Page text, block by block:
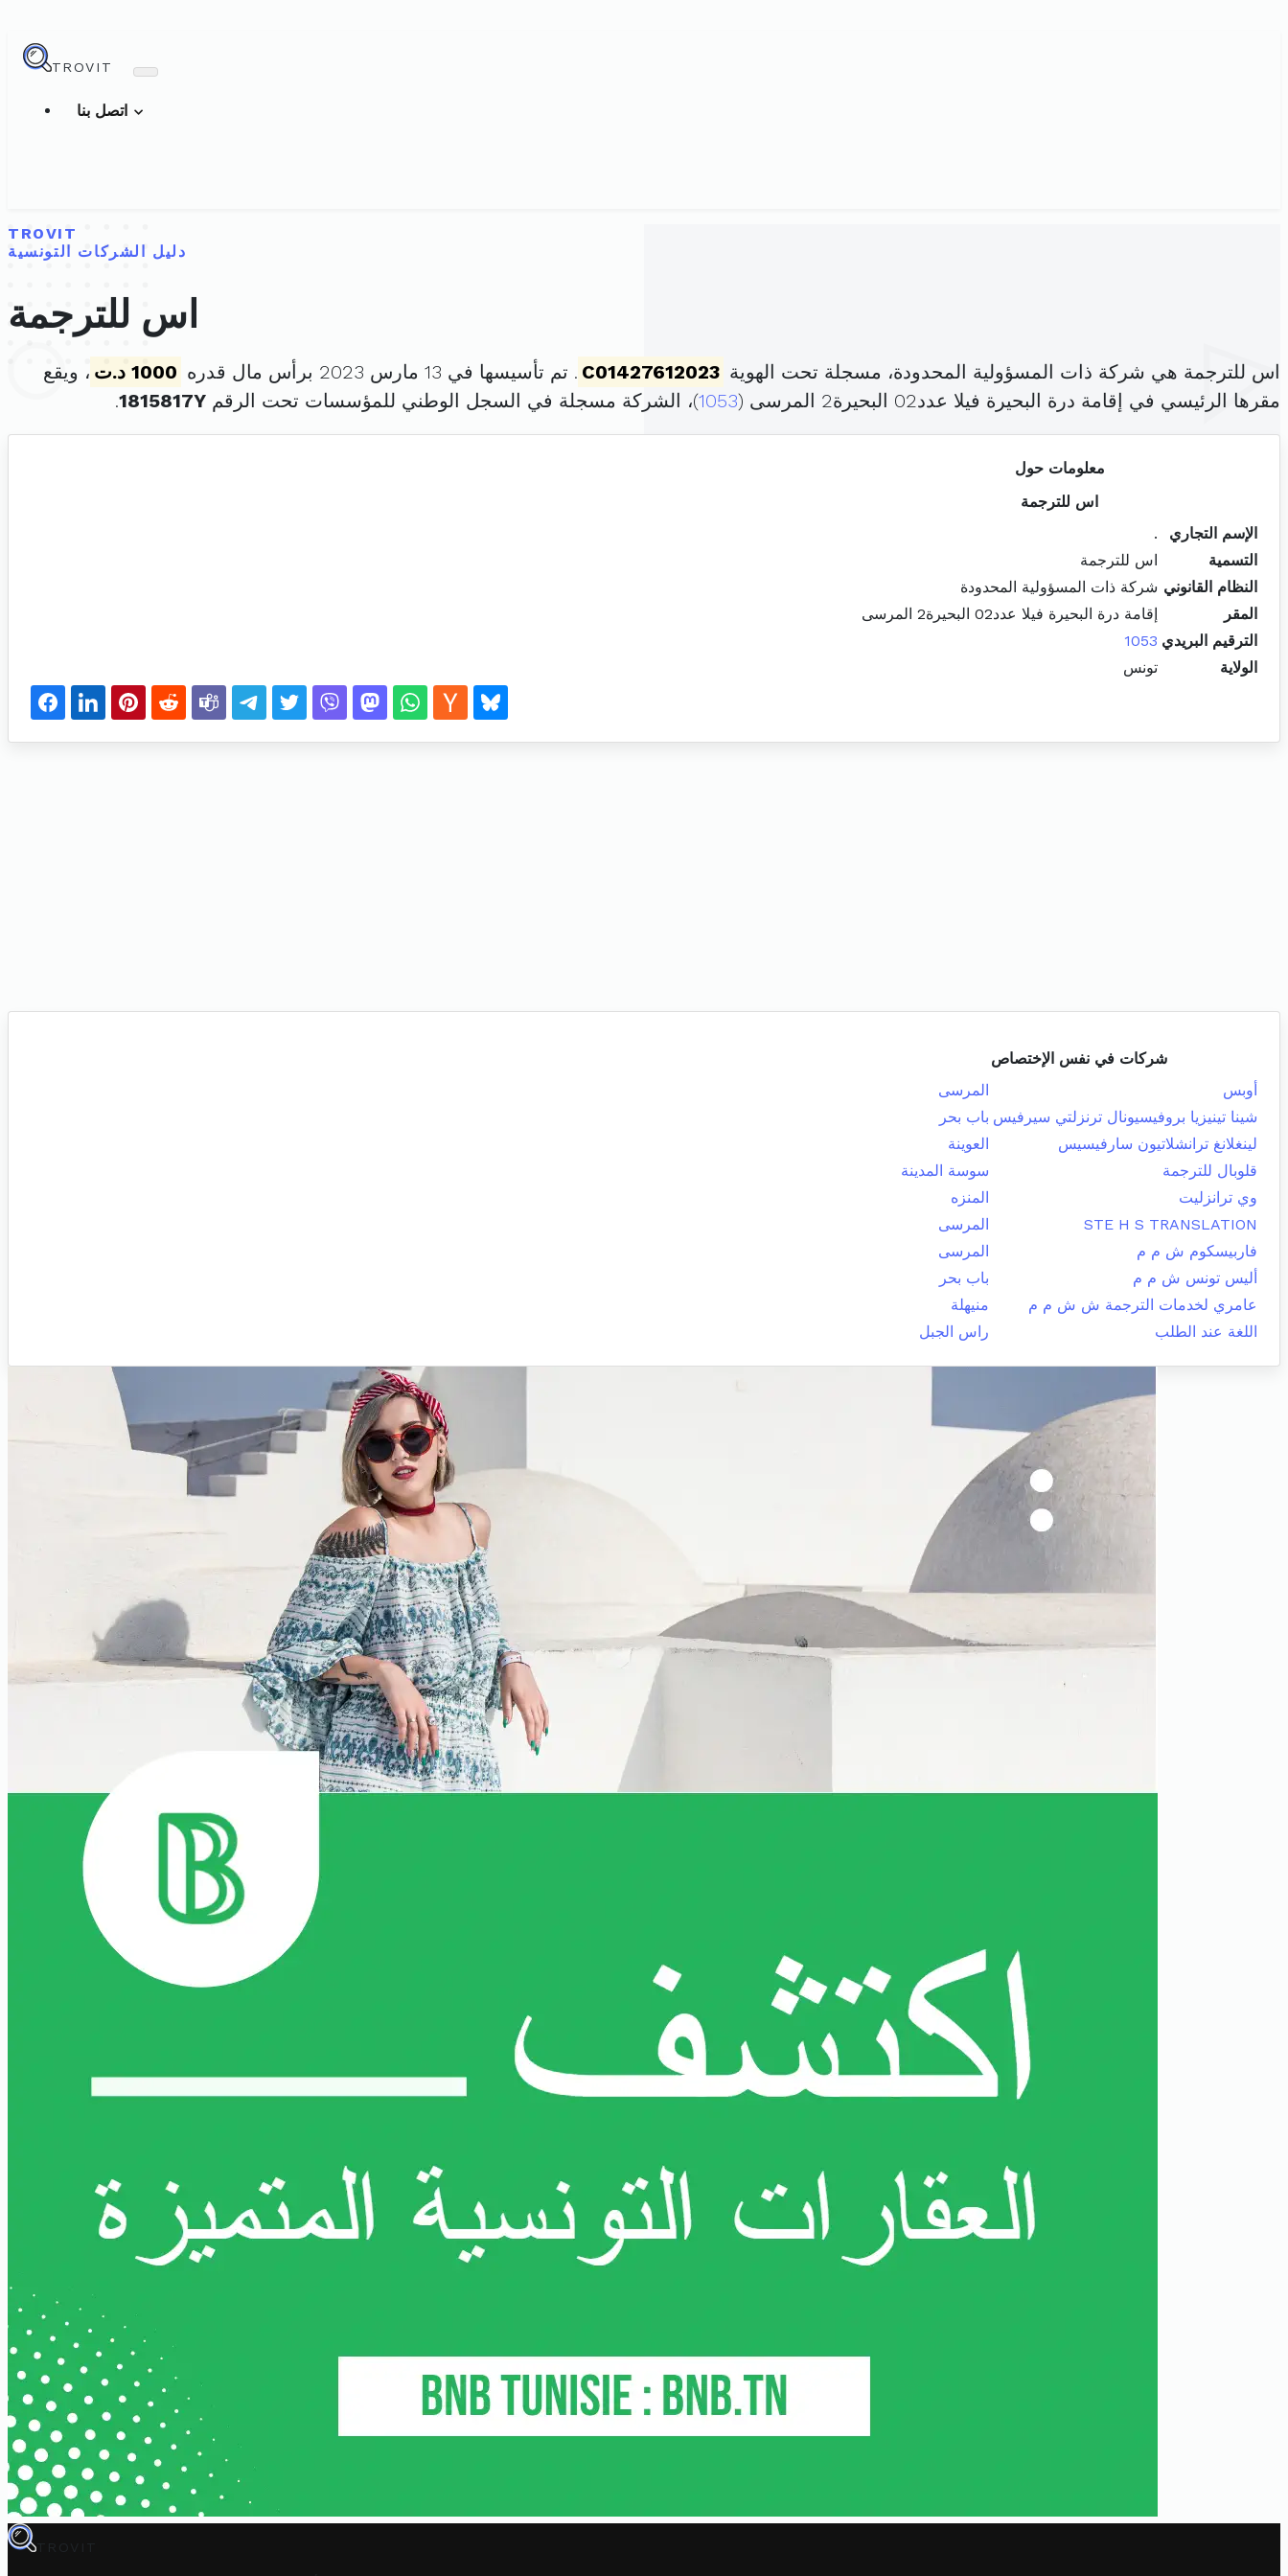
TROVIT
TROVIT
دليل الشركات التونسية
اس للترجمة
اس للترجمة هي شركة ذات المسؤولية المحدودة، مسجلة تحت الهوية C01427612023 . تم تأسيسها في 13 مارس 2023 برأس مال قدره 1000 د.ت
، ويقع
مقرها الرئيسي في إقامة درة البحيرة فيلا عدد02 البحيرة2 المرسى (
1053)، الشركة مسجلة في السجل الوطني للمؤسسات تحت الرقم 1815817Y
.
معلومات حول
اس للترجمة
الإسم التجاري
.
التسمية
اس للترجمة
النظام القانوني شركة ذات المسؤولية المحدودة
المقر
إقامة درة البحيرة فيلا عدد02 البحيرة2 المرسى
الترقيم البريدي 1053
الولاية
تونس
شركات في نفس الإختصاص
أوبس
المرسى
شينا تينيزيا بروفيسيونال ترنزلتي سيرفيس باب بحر
لينغلانغ ترانشلاتيون سارفيسيس
العوينة
قلوبال للترجمة
سوسة المدينة
وي ترانزليت
المنزه
STE H S TRANSLATION
المرسى
فاربيسكوم ش م م
المرسى
أليس تونس ش م م
باب بحر
عامري لخدمات الترجمة ش ش م م
منيهلة
اللغة عند الطلب
راس الجبل
TROVIT